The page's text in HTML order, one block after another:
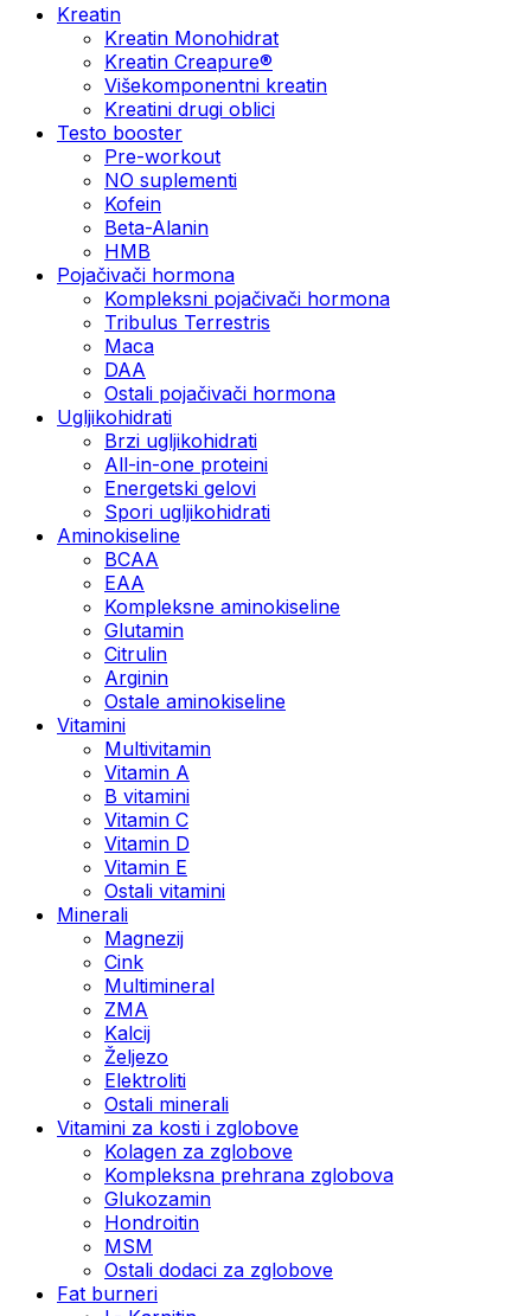
Kreatin
Kreatin Monohidrat
Kreatin Creapure®
Višekomponentni kreatin
Kreatini drugi oblici
Testo booster
Pre-workout
NO suplementi
Kofein
Beta-Alanin
HMB
Pojačivači hormona
Kompleksni pojačivači hormona
Tribulus Terrestris
Maca
DAA
Ostali pojačivači hormona
Ugljikohidrati
Brzi ugljikohidrati
All-in-one proteini
Energetski gelovi
Spori ugljikohidrati
Aminokiseline
BCAA
EAA
Kompleksne aminokiseline
Glutamin
Citrulin
Arginin
Ostale aminokiseline
Vitamini
Multivitamin
Vitamin A
B vitamini
Vitamin C
Vitamin D
Vitamin E
Ostali vitamini
Minerali
Magnezij
Cink
Multimineral
ZMA
Kalcij
Željezo
Elektroliti
Ostali minerali
Vitamini za kosti i zglobove
Kolagen za zglobove
Kompleksna prehrana zglobova
Glukozamin
Hondroitin
MSM
Ostali dodaci za zglobove
Fat burneri